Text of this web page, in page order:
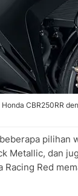
CBR250RR
pilihan
Metallic, dan
Racing Red